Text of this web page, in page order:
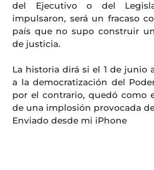
del Ejecutivo o del
impulsaron, será un fracaso
país que no supo construir
de justicia.
La historia dirá si el 1 de junio
a la democratización del
por el contrario, quedó como
de una implosión provocada
Enviado desde mi iPhone